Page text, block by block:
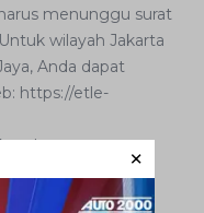
menunggu surat
wilayah Jakarta
Anda dapat
https://etle-
nomor
Jika Anda
informasi terkait